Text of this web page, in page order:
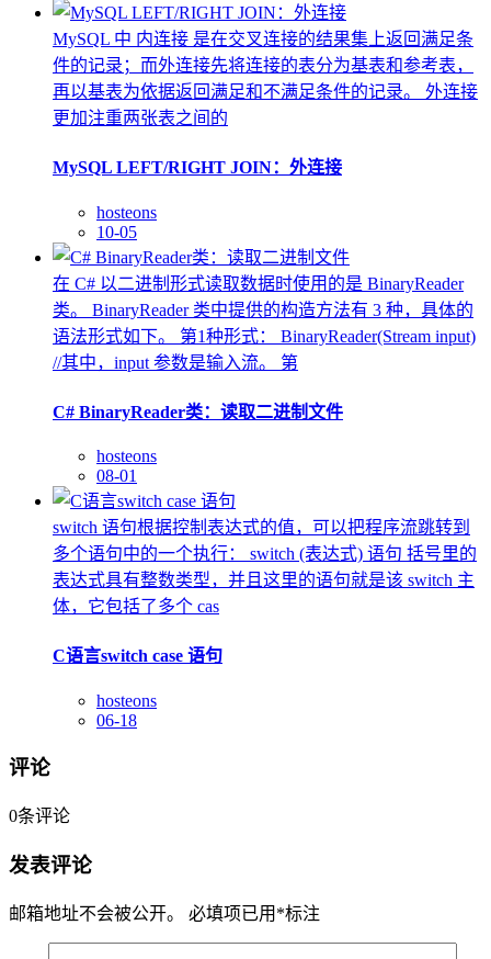
MySQL 中 内连接 是在交叉连接的结果集上返回满足条
件的记录；而外连接先将连接的表分为基表和参考表，
再以基表为依据返回满足和不满足条件的记录。 外连接
更加注重两张表之间的
MySQL LEFT/RIGHT JOIN：外连接
hosteons
10-05
在 C# 以二进制形式读取数据时使用的是 BinaryReader
类。 BinaryReader 类中提供的构造方法有 3 种，具体的
语法形式如下。 第1种形式： BinaryReader(Stream input)
//其中，input 参数是输入流。 第
C# BinaryReader类：读取二进制文件
hosteons
08-01
switch 语句根据控制表达式的值，可以把程序流跳转到
多个语句中的一个执行： switch (表达式) 语句 括号里的
表达式具有整数类型，并且这里的语句就是该 switch 主
体，它包括了多个 cas
C语言switch case 语句
hosteons
06-18
评论
0条评论
发表评论
邮箱地址不会被公开。 必填项已用 *标注